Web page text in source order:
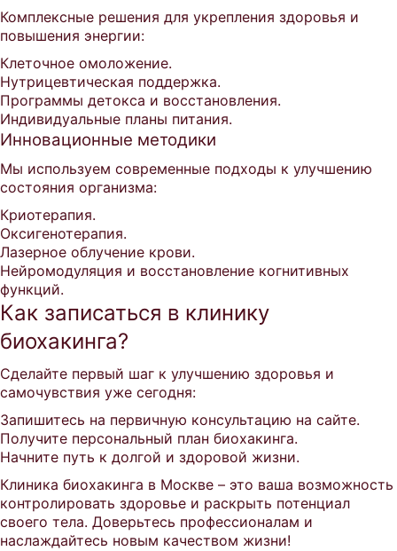
Комплексные решения для укрепления здоровья и
повышения энергии:
Клеточное омоложение.
Нутрицевтическая поддержка.
Программы детокса и восстановления.
Индивидуальные планы питания.
Инновационные методики
Мы используем современные подходы к улучшению
состояния организма:
Криотерапия.
Оксигенотерапия.
Лазерное облучение крови.
Нейромодуляция и восстановление когнитивных
функций.
Как записаться в клинику
биохакинга?
Сделайте первый шаг к улучшению здоровья и
самочувствия уже сегодня:
Запишитесь на первичную консультацию на сайте.
Получите персональный план биохакинга.
Начните путь к долгой и здоровой жизни.
Клиника биохакинга в Москве – это ваша возможность
контролировать здоровье и раскрыть потенциал
своего тела. Доверьтесь профессионалам и
наслаждайтесь новым качеством жизни!